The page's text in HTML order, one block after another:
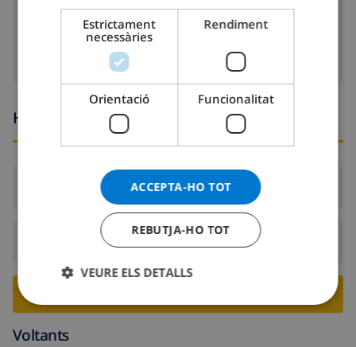
seients pel menjador 7
Hores d’arribada i sortida
Arribada:Des de 15:00 abans 18:00
Sortida: Abans: 10:00
Voltants
NORWEGIAN
Estrictament
necessàries
Rendiment
Orientació Funcionalitat
ACCEPTA-HO TOT
REBUTJA-HO TOT
VEURE ELS DETALLS